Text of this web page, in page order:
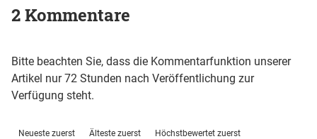
2 Kommentare
Bitte beachten Sie, dass die Kommentarfunktion unserer
Artikel nur 72 Stunden nach Veröffentlichung zur
Verfügung steht.
Neueste zuerst Älteste zuerst Höchstbewertet zuerst